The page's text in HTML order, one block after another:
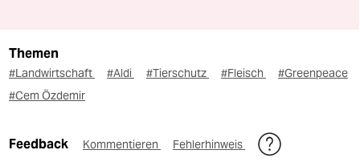
Themen
#Landwirtschaft #Aldi #Tierschutz #Fleisch
#Greenpeace
#Cem Özdemir
Feedback Kommentieren Fehlerhinweis